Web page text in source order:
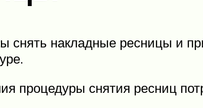
снять накладные ресницы и
процедуры снятия ресниц